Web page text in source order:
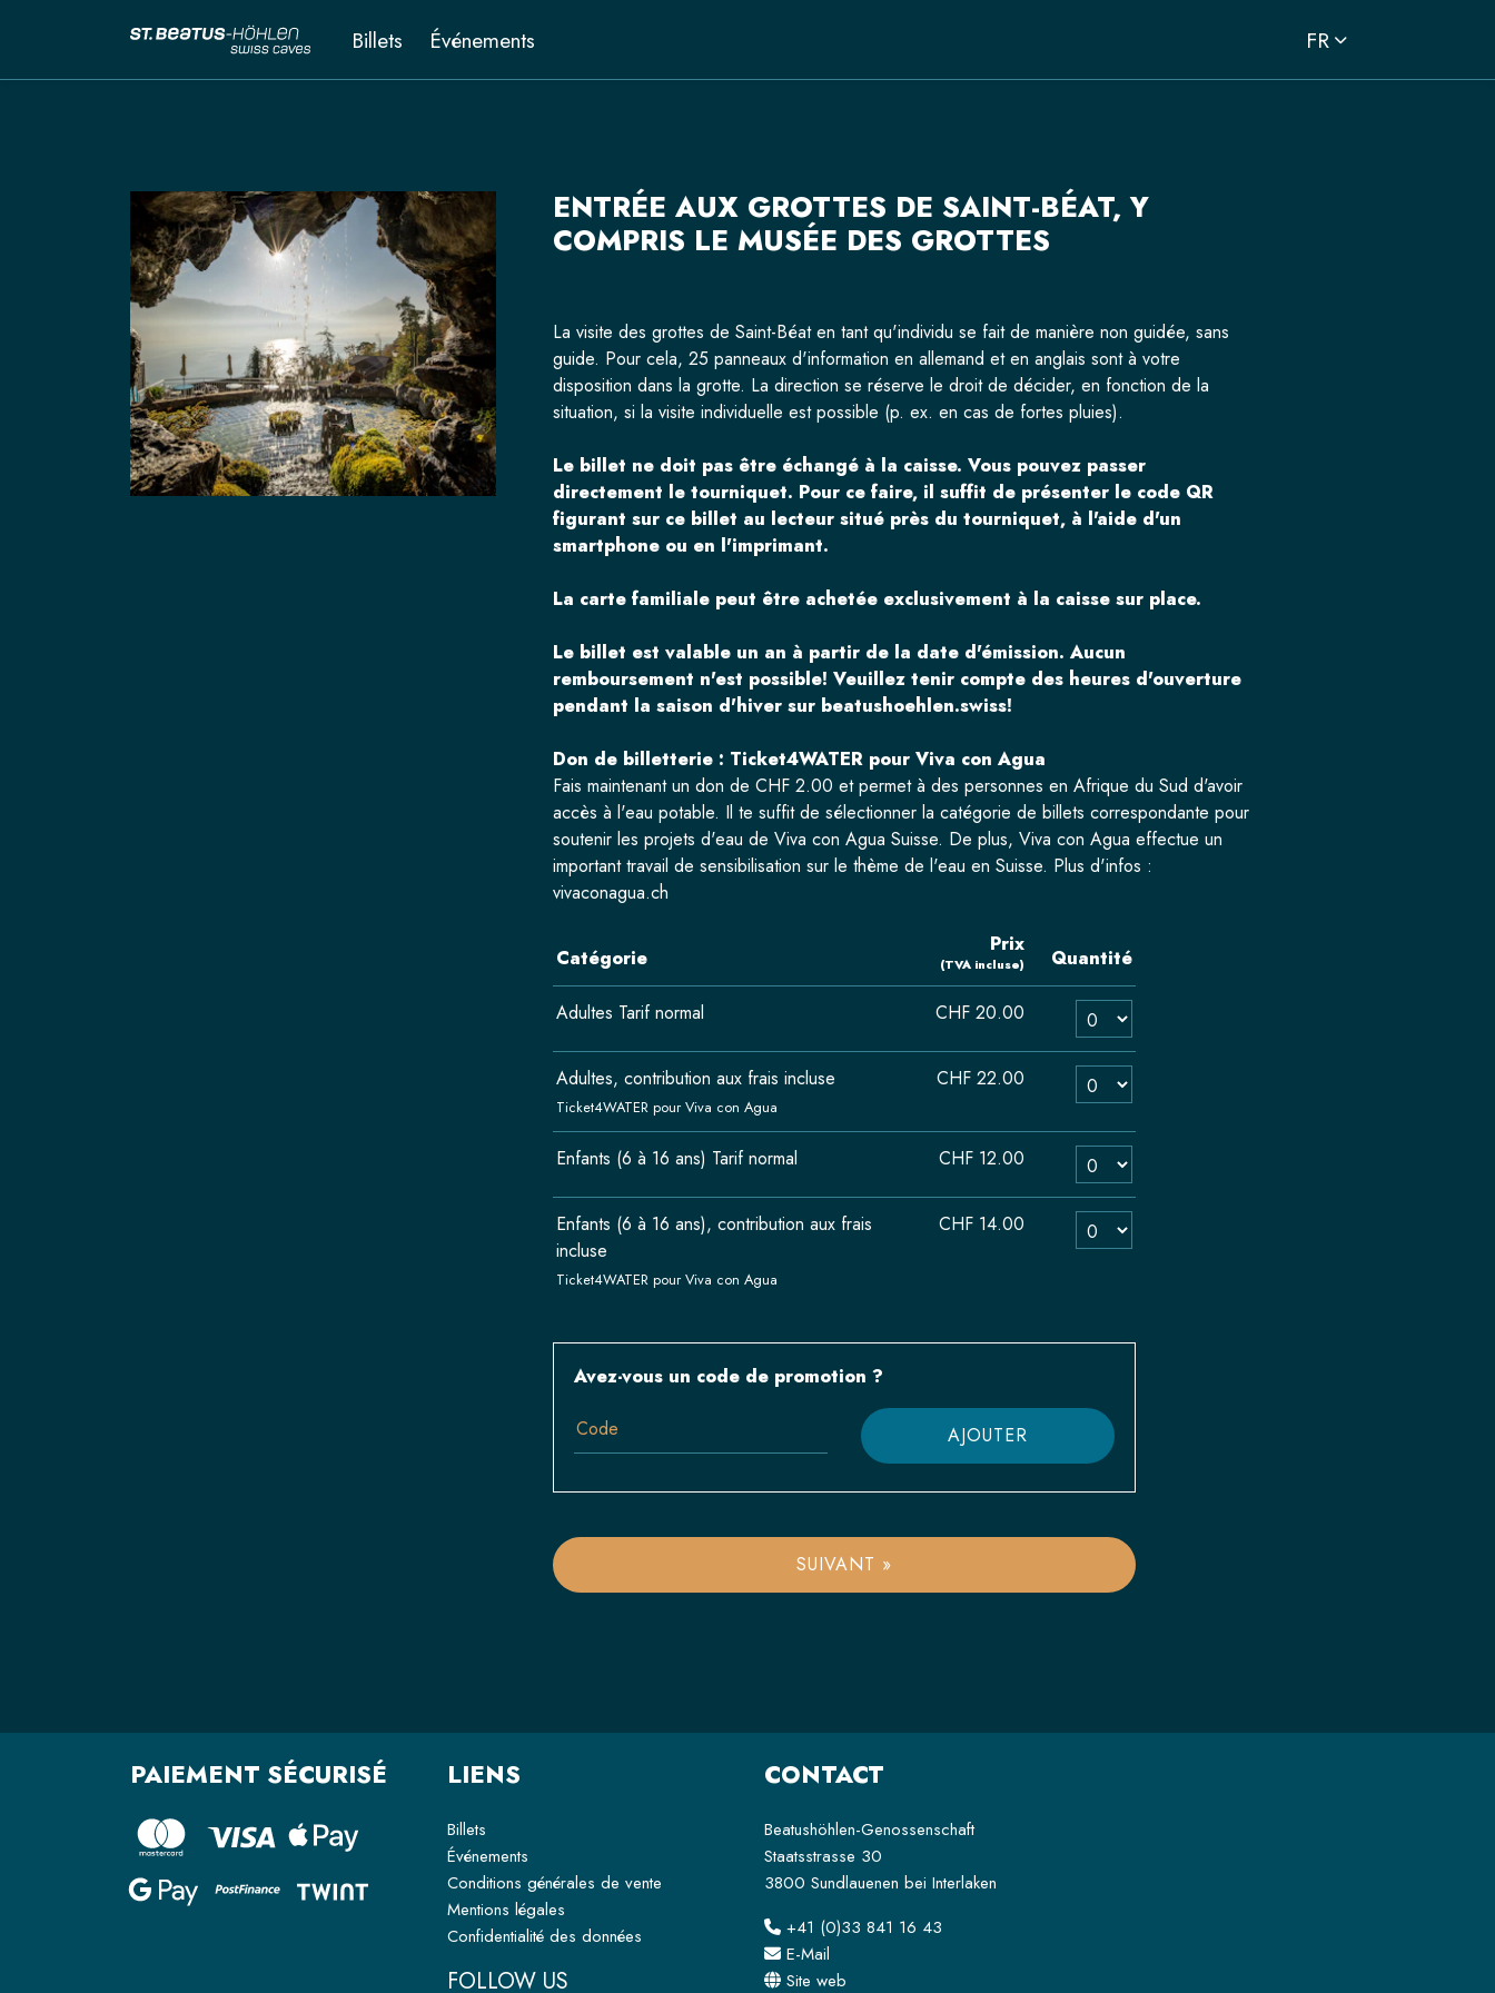
Billets Événements FR
ENTRÉE AUX GROTTES DE SAINT-BÉAT, Y
COMPRIS LE MUSÉE DES GROTTES
La visite des grottes de Saint-Béat en tant qu'individu se fait de manière non guidée, sans
guide. Pour cela, 25 panneaux d'information en allemand et en anglais sont à votre
disposition dans la grotte. La direction se réserve le droit de décider, en fonction de la
situation, si la visite individuelle est possible (p. ex. en cas de fortes pluies).
Le billet ne doit pas être échangé à la caisse. Vous pouvez passer
directement le tourniquet. Pour ce faire, il suffit de présenter le code QR
figurant sur ce billet au lecteur situé près du tourniquet, à l'aide d'un
smartphone ou en l'imprimant.
La carte familiale peut être achetée exclusivement à la caisse sur place.
Le billet est valable un an à partir de la date d'émission. Aucun
remboursement n'est possible! Veuillez tenir compte des heures d'ouverture
pendant la saison d'hiver sur beatushoehlen.swiss!
Don de billetterie : Ticket4WATER pour Viva con Agua
Fais maintenant un don de CHF 2.00 et permet à des personnes en Afrique du Sud d'avoir
accès à l'eau potable. Il te suffit de sélectionner la catégorie de billets correspondante pour
soutenir les projets d'eau de Viva con Agua Suisse. De plus, Viva con Agua effectue un
important travail de sensibilisation sur le thème de l'eau en Suisse. Plus d'infos :
vivaconagua.ch
Catégorie
Prix
(TVA incluse) Quantité
Adultes Tarif normal CHF 20.00 Nombre de billets Adultes Tarif normal
Adultes, contribution aux frais incluse
Ticket4WATER pour Viva con Agua
CHF 22.00 Nombre de billets Adultes, contribution aux frais incluse
Enfants (6 à 16 ans) Tarif normal CHF 12.00 Nombre de billets Enfants (6 à 16 ans) Tarif normal
Enfants (6 à 16 ans), contribution aux frais
incluse
Ticket4WATER pour Viva con Agua
CHF 14.00 Nombre de billets Enfants (6 à 16 ans), contribution aux
Avez-vous un code de promotion ?
AJOUTER
SUIVANT »
PAIEMENT SÉCURISÉ LIENS
Billets
Événements
Conditions générales de vente
Mentions légales
Confidentialité des données
FOLLOW US
CONTACT
Beatushöhlen-Genossenschaft
Staatsstrasse 30
3800 Sundlauenen bei Interlaken
+41 (0)33 841 16 43
E-Mail
Site web